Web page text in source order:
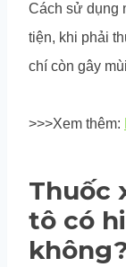
Cách sử dụng
tiện, khi phải
chí còn gây
>>>Xem thêm:
Thuốc
tô có